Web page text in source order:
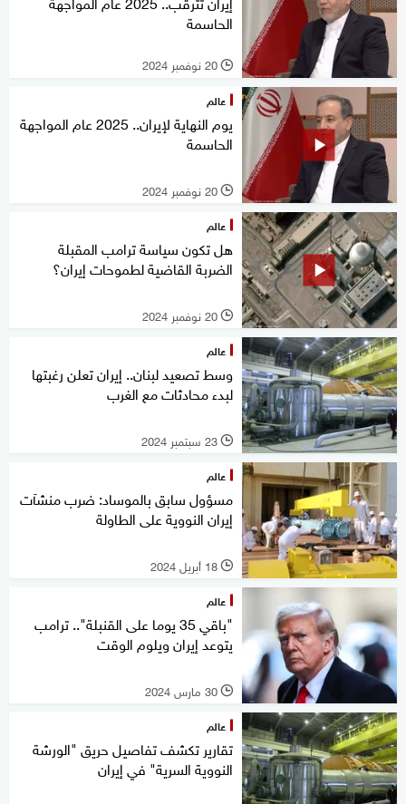
الحاسمة
l 20 نوفمبر 2024
عالم
يوم النهاية لإيران.. 2025 عام المواجهة
الحاسمة
l 20 نوفمبر 2024
عالم
هل تكون سياسة ترامب المقبلة
الضربة القاضية لطموحات إيران؟
l 20 نوفمبر 2024
عالم
وسط تصعيد لبنان.. إيران تعلن رغبتها
لبدء محادثات مع الغرب
l 23 سبتمبر 2024
عالم
مسؤول سابق بالموساد: ضرب منشآت
إيران النووية على الطاولة
l 18 أبريل 2024
عالم
"باقي 35 يوما على القنبلة".. ترامب
يتوعد إيران ويلوم الوقت
l 30 مارس 2024
عالم
تقارير تكشف تفاصيل حريق "الورشة
النووية السرية" في إيران